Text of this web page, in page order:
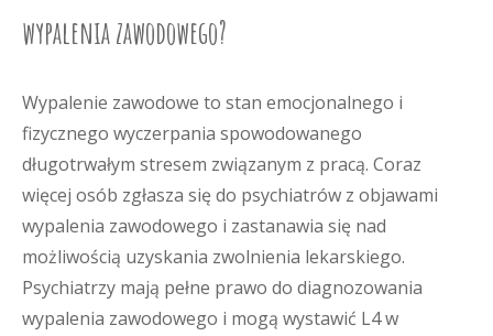
wypalenia zawodowego?
Wypalenie zawodowe to stan emocjonalnego i
fizycznego wyczerpania spowodowanego
długotrwałym stresem związanym z pracą. Coraz
więcej osób zgłasza się do psychiatrów z objawami
wypalenia zawodowego i zastanawia się nad
możliwością uzyskania zwolnienia lekarskiego.
Psychiatrzy mają pełne prawo do diagnozowania
wypalenia zawodowego i mogą wystawić L4 w